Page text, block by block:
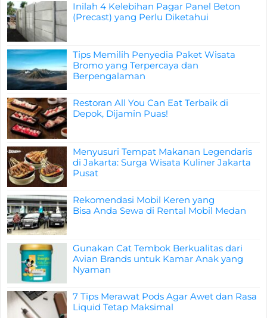
Inilah 4 Kelebihan Pagar Panel Beton
(Precast) yang Perlu Diketahui
Tips Memilih Penyedia Paket Wisata
Bromo yang Terpercaya dan
Berpengalaman
Restoran All You Can Eat Terbaik di
Depok, Dijamin Puas!
Menyusuri Tempat Makanan Legendaris
di Jakarta: Surga Wisata Kuliner Jakarta
Pusat
Rekomendasi Mobil Keren yang
Bisa Anda Sewa di Rental Mobil Medan
Gunakan Cat Tembok Berkualitas dari
Avian Brands untuk Kamar Anak yang
Nyaman
7 Tips Merawat Pods Agar Awet dan Rasa
Liquid Tetap Maksimal